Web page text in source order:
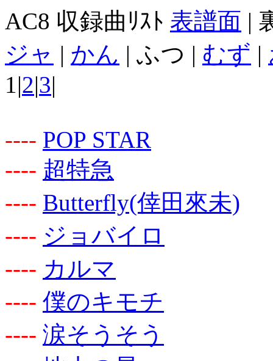
AC8 収録曲ﾘｽﾄ 表譜面 |
ジャ | かん | ふつ | むず |
1|2|3|
---- POP STAR
---- 超特急
---- Butterfly(倖田來未)
---- ジョバイロ
---- カルマ
---- 僕のキモチ
---- 涙そうそう